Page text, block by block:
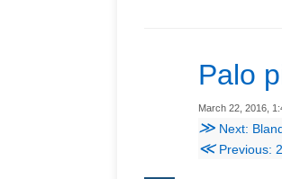
Palo
March 22, 2016,
≫ Next:
≪Previous: